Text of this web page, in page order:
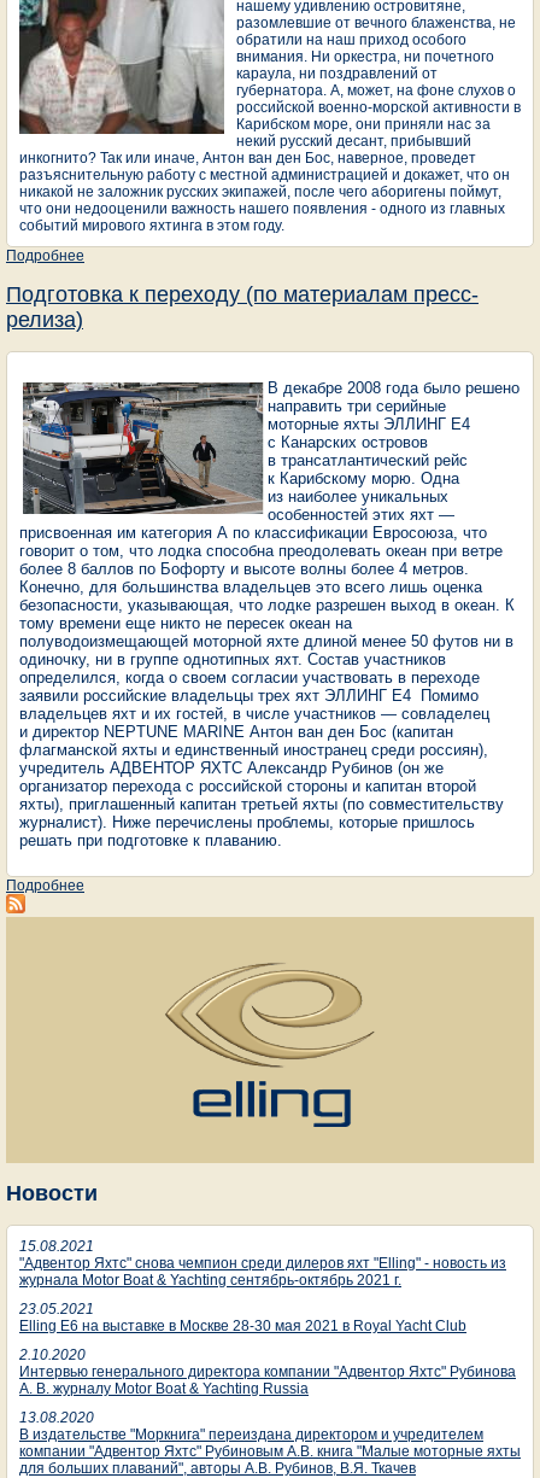
нашему удивлению островитяне,
разомлевшие от вечного блаженства, не
обратили на наш приход особого
внимания. Ни оркестра, ни почетного
караула, ни поздравлений от
губернатора. А, может, на фоне слухов о
российской военно-морской активности в
Карибском море, они приняли нас за
некий русский десант, прибывший
инкогнито? Так или иначе, Антон ван ден Бос, наверное, проведет
разъяснительную работу с местной администрацией и докажет, что он
никакой не заложник русских экипажей, после чего аборигены поймут,
что они недооценили важность нашего появления - одного из главных
событий мирового яхтинга в этом году.
Подробнее
Подготовка к переходу (по материалам пресс-
релиза)
В декабре 2008 года было решено
направить три серийные
моторные яхты ЭЛЛИНГ Е4
с Канарских островов
в трансатлантический рейс
к Карибскому морю. Одна
из наиболее уникальных
особенностей этих яхт —
присвоенная им категория А по классификации Евросоюза, что
говорит о том, что лодка способна преодолевать океан при ветре
более 8 баллов по Бофорту и высоте волны более 4 метров.
Конечно, для большинства владельцев это всего лишь оценка
безопасности, указывающая, что лодке разрешен выход в океан. К
тому времени еще никто не пересек океан на
полуводоизмещающей моторной яхте длиной менее 50 футов ни в
одиночку, ни в группе однотипных яхт. Состав участников
определился, когда о своем согласии участвовать в переходе
заявили российские владельцы трех яхт ЭЛЛИНГ Е4 Помимо
владельцев яхт и их гостей, в числе участников — совладелец
и директор NEPTUNE MARINE Антон ван ден Бос (капитан
флагманской яхты и единственный иностранец среди россиян),
учредитель АДВЕНТОР ЯХТС Александр Рубинов (он же
организатор перехода с российской стороны и капитан второй
яхты), приглашенный капитан третьей яхты (по совместительству
журналист). Ниже перечислены проблемы, которые пришлось
решать при подготовке к плаванию.
Подробнее
Новости
15.08.2021
"Адвентор Яхтс" снова чемпион среди дилеров яхт "Elling" - новость из
журнала Motor Boat & Yachting сентябрь-октябрь 2021 г.
23.05.2021
Elling E6 на выставке в Москве 28-30 мая 2021 в Royal Yacht Club
2.10.2020
Интервью генерального директора компании "Адвентор Яхтс" Рубинова
А. В. журналу Motor Boat & Yachting Russia
13.08.2020
В издательстве "Моркнига" переиздана директором и учредителем
компании "Адвентор Яхтс" Рубиновым А.В. книга "Малые моторные яхты
для больших плаваний", авторы А.В. Рубинов, В.Я. Ткачев